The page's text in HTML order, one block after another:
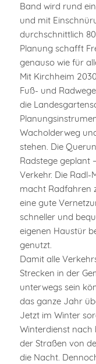
Band wird rund
und mit
durchschnittlich
Planung schafft
genauso wie für
Mit Kirchheim
Fuß- und
die
Wacholderweg
stehen. Die
Radstege geplant
Verkehr. Die
macht Radfahren
eine gute
schneller und
eigenen Haustür
genutzt.
Damit alle
Strecken in der
unterwegs sein
das ganze Jahr
Jetzt im Winter
Winterdienst
der Straßen von
die Nacht.